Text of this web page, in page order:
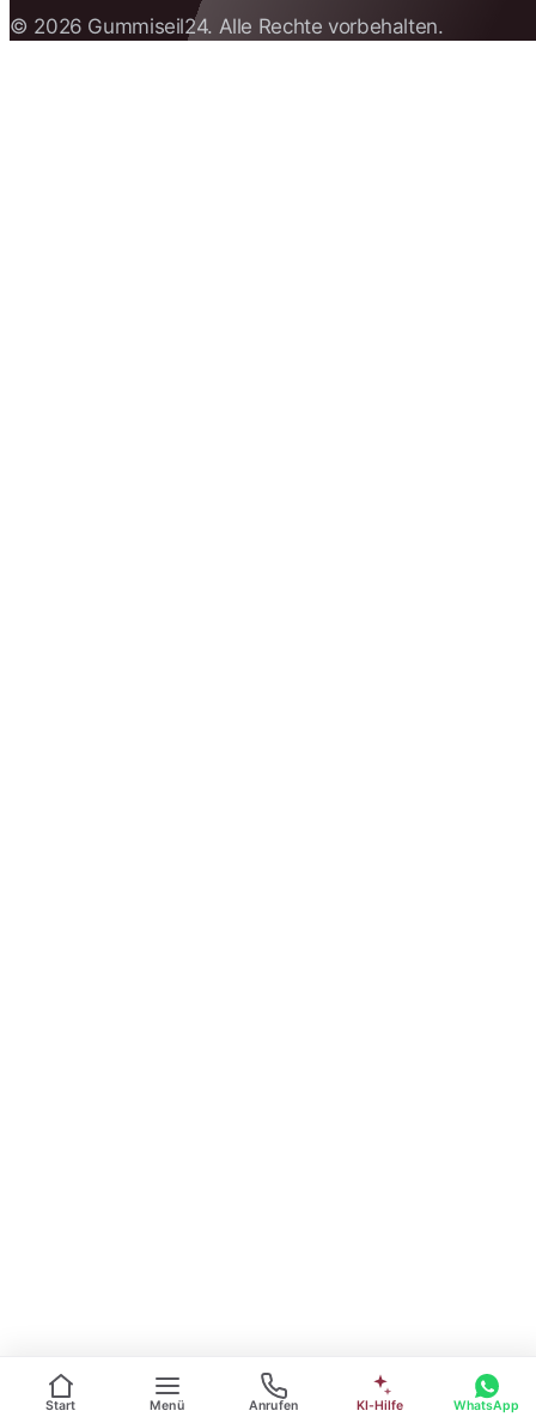
© 2026 Gummiseil24. Alle Rechte vorbehalten.
Start Menü Anrufen KI-Hilfe WhatsApp